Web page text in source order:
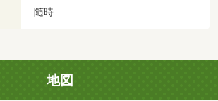
随時
地図